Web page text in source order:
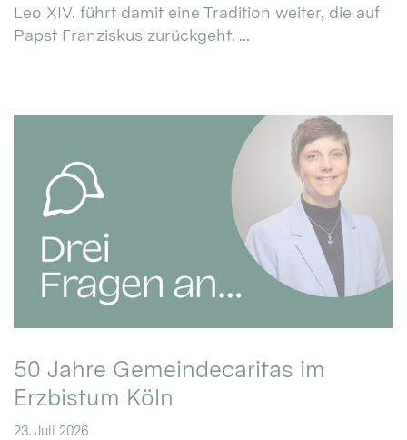
Leo XIV. führt damit eine Tradition weiter, die auf
Papst Franziskus zurückgeht. ...
50 Jahre Gemeindecaritas im
Erzbistum Köln
23. Juli 2026